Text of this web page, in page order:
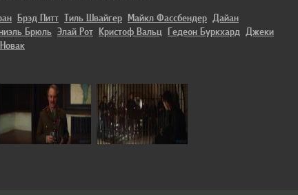
Брэд Питт Тиль Швайгер Майкл Фассбендер Дайан
Брюль Элай Рот Кристоф Вальц Гедеон Буркхард Джеки